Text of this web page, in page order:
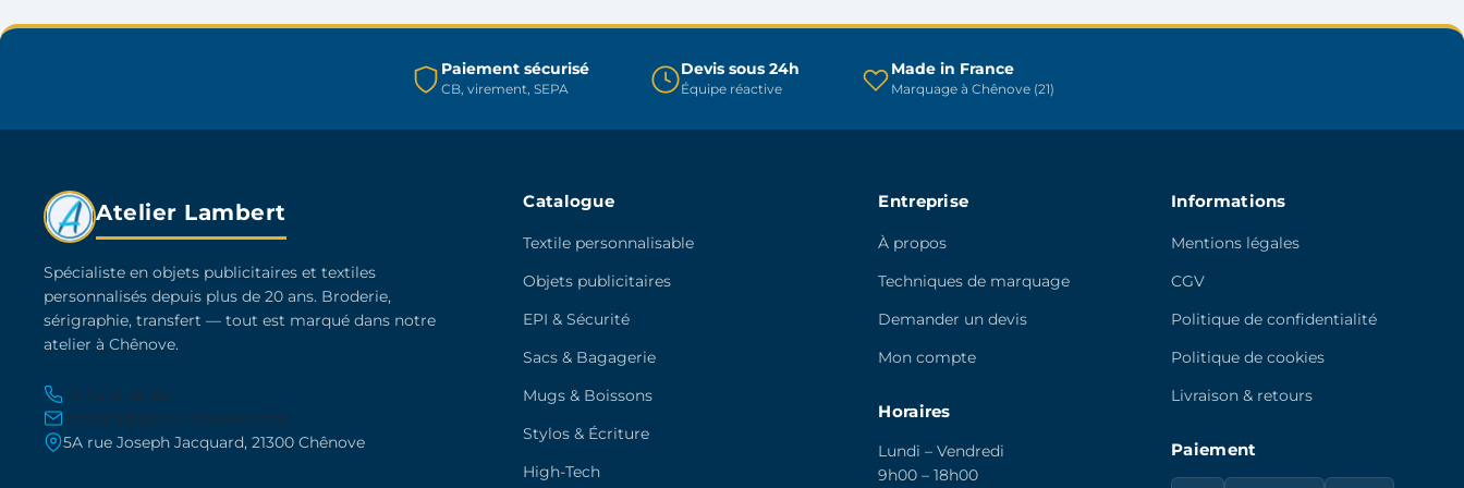
sur
la
choisies
du
Paiement sécurisé
CB, virement, SEPA
Devis sous 24h
Équipe réactive
Made in France
Marquage à Chênove (21)
Atelier Lambert
Spécialiste en objets publicitaires et textiles
personnalisés depuis plus de 20 ans. Broderie,
sérigraphie, transfert — tout est marqué dans notre
atelier à Chênove.
03 45 21 30 86
contact@atelier-lambert.com
5A rue Joseph Jacquard, 21300 Chênove
Catalogue
Textile personnalisable
Objets publicitaires
EPI & Sécurité
Sacs & Bagagerie
Mugs & Boissons
Stylos & Écriture
High-Tech
Entreprise
À propos
Techniques de marquage
Demander un devis
Mon compte
Horaires
Lundi – Vendredi
9h00 – 18h00
Informations
Mentions légales
CGV
Politique de confidentialité
Politique de cookies
Livraison & retours
Paiement